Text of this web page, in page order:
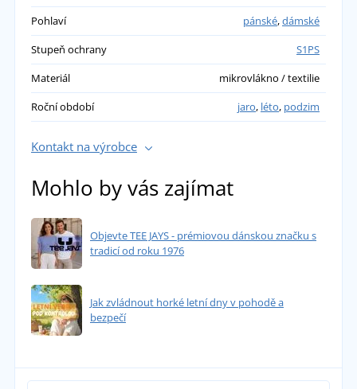
Pohlaví
pánské,dámské
Stupeň ochrany
S1PS
Materiál
mikrovlákno / textilie
Roční období
jaro, léto, podzim
Kontakt na výrobce
Mohlo by vás zajímat
Objevte TEE JAYS - prémiovou dánskou značku s
tradicí od roku 1976
Jak zvládnout horké letní dny v pohodě a
bezpečí